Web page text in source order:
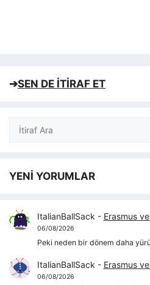
➔SEN DE İTİRAF ET
Ara
YENİ YORUMLAR
ItalianBallSack - Erasmus
06/08/2026
Peki neden bir dönem daha
ItalianBallSack - Erasmus
06/08/2026